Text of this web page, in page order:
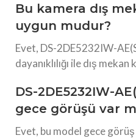
Bu kamera dış
uygun mudur?
Evet, DS-2DE5232IW-
dayanıklılığı ile dış
DS-2DE5232IW-
gece görüşü var
Evet, bu model gece